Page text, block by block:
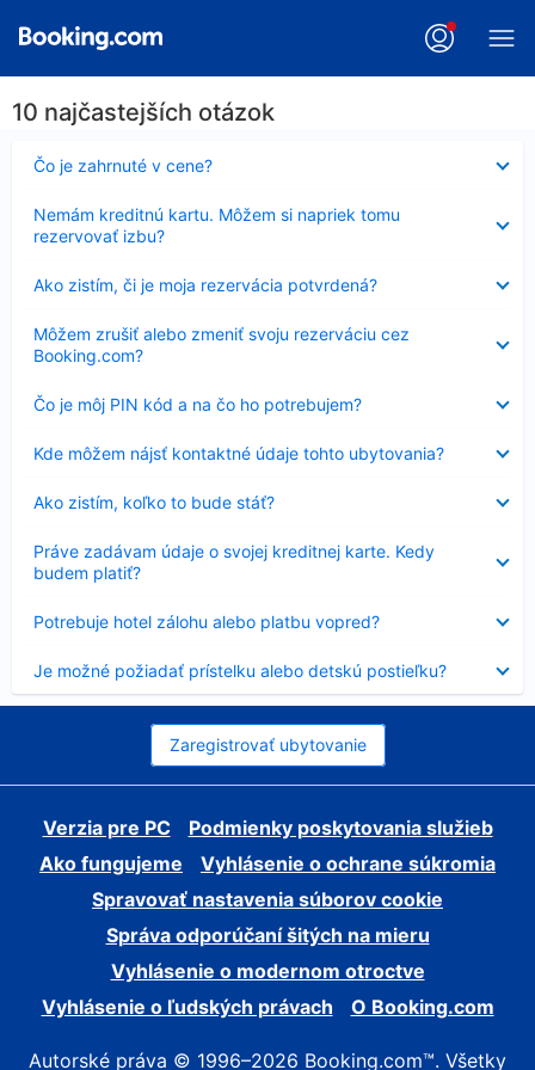
10 najčastejších otázok
Čo je zahrnuté v cene?
Nezobrazuje
sa
Nemám kreditnú kartu. Môžem si napriek tomu
rezervovať izbu?
sa
Ako zistím, či je moja rezervácia potvrdená?
sa
Môžem zrušiť alebo zmeniť svoju rezerváciu cez
Booking.com?
sa
Čo je môj PIN kód a na čo ho potrebujem?
Nezobrazuje
sa
Kde môžem nájsť kontaktné údaje tohto ubytovania?
sa
Ako zistím, koľko to bude stáť?
sa
Práve zadávam údaje o svojej kreditnej karte. Kedy
budem platiť?
sa
Potrebuje hotel zálohu alebo platbu vopred?
sa
Je možné požiadať prístelku alebo detskú postieľku?
sa
Zaregistrovať ubytovanie
Verzia pre PC
Podmienky poskytovania služieb
Ako fungujeme
Vyhlásenie o ochrane súkromia
Spravovať nastavenia súborov cookie
Správa odporúčaní šitých na mieru
Vyhlásenie o modernom otroctve
Vyhlásenie o ľudských právach
O Booking.com
Autorské práva © 1996–2026 Booking.com™. Všetky